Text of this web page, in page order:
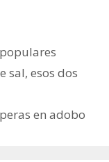
sal, esos dos
en adobo